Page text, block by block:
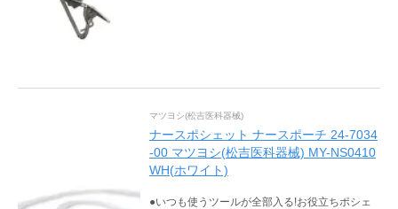
マツヨシ(松吉医科器械)
ナースポシェット ナースポーチ 24-7034
-00 マツヨシ(松吉医科器械) MY-NS0410
WH(ホワイト)
●いつも使うツールが全部入る!お役立ちポシェ